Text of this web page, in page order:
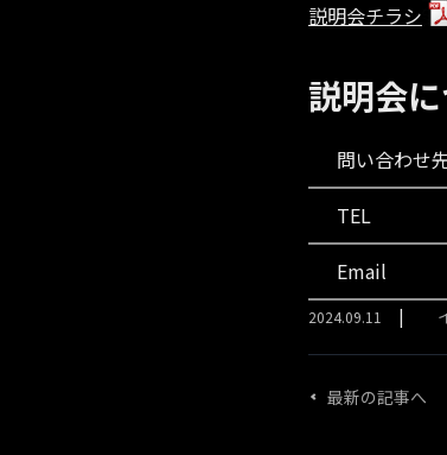
説明会チラシ
説明会
問い合わせ
TEL
Email
2024.09.11
最新の記事へ